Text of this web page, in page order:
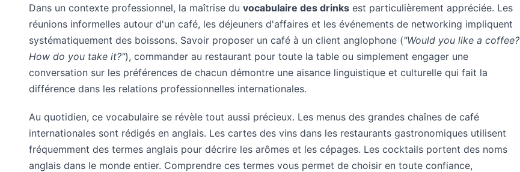
Dans un contexte professionnel, la maîtrise du vocabulaire des drinks est particulièrement appréciée. Les
réunions informelles autour d'un café, les déjeuners d'affaires et les événements de networking impliquent
systématiquement des boissons. Savoir proposer un café à un client anglophone ("Would you like a coffee?
How do you take it?"), commander au restaurant pour toute la table ou simplement engager une
conversation sur les préférences de chacun démontre une aisance linguistique et culturelle qui fait la
différence dans les relations professionnelles internationales.
Au quotidien, ce vocabulaire se révèle tout aussi précieux. Les menus des grandes chaînes de café
internationales sont rédigés en anglais. Les cartes des vins dans les restaurants gastronomiques utilisent
fréquemment des termes anglais pour décrire les arômes et les cépages. Les cocktails portent des noms
anglais dans le monde entier. Comprendre ces termes vous permet de choisir en toute confiance,